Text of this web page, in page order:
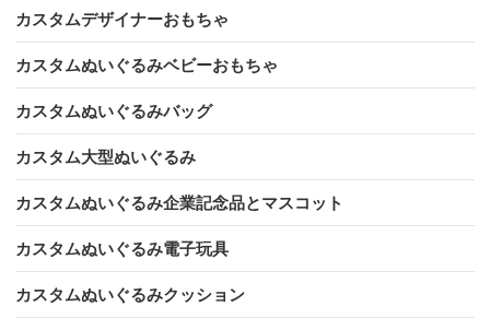
カスタムデザイナーおもちゃ
カスタムぬいぐるみベビーおもちゃ
カスタムぬいぐるみバッグ
カスタム大型ぬいぐるみ
カスタムぬいぐるみ企業記念品とマスコット
カスタムぬいぐるみ電子玩具
カスタムぬいぐるみクッション